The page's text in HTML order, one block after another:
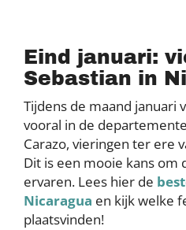
Eind januari:
Sebastian in
Tijdens de maand januari
vooral in de
Carazo, vieringen ter ere
Dit is een mooie kans om
ervaren. Lees hier de
Nicaragua en kijk welke
plaatsvinden!